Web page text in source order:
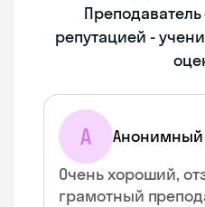
репутацией -
А Анонимный
Очень хороший,
грамотный